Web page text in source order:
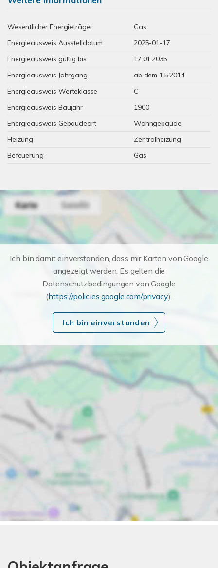
Wesentlicher Energieträger
Gas
Energieausweis Ausstelldatum
2025-01-17
Energieausweis gültig bis
17.01.2035
Energieausweis Jahrgang
ab dem 1.5.2014
Energieausweis Werteklasse
C
Energieausweis Baujahr
1900
Energieausweis Gebäudeart
Wohngebäude
Heizung
Zentralheizung
Befeuerung
Gas
Ich bin damit einverstanden, dass mir Karten von Google
angezeigt werden. Es gelten die
Datenschutzbedingungen von Google
(https://policies.google.com/privacy).
Ich bin einverstanden